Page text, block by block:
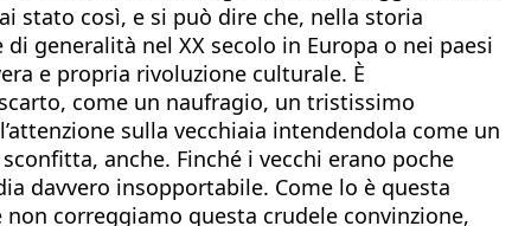
stato così, e si può dire che, nella storia
generalità nel XX secolo in Europa o nei paesi
e propria rivoluzione culturale. È
come un naufragio, un tristissimo
sulla vecchiaia intendendola come un
anche. Finché i vecchi erano poche
davvero insopportabile. Come lo è questa
non correggiamo questa crudele convinzione,